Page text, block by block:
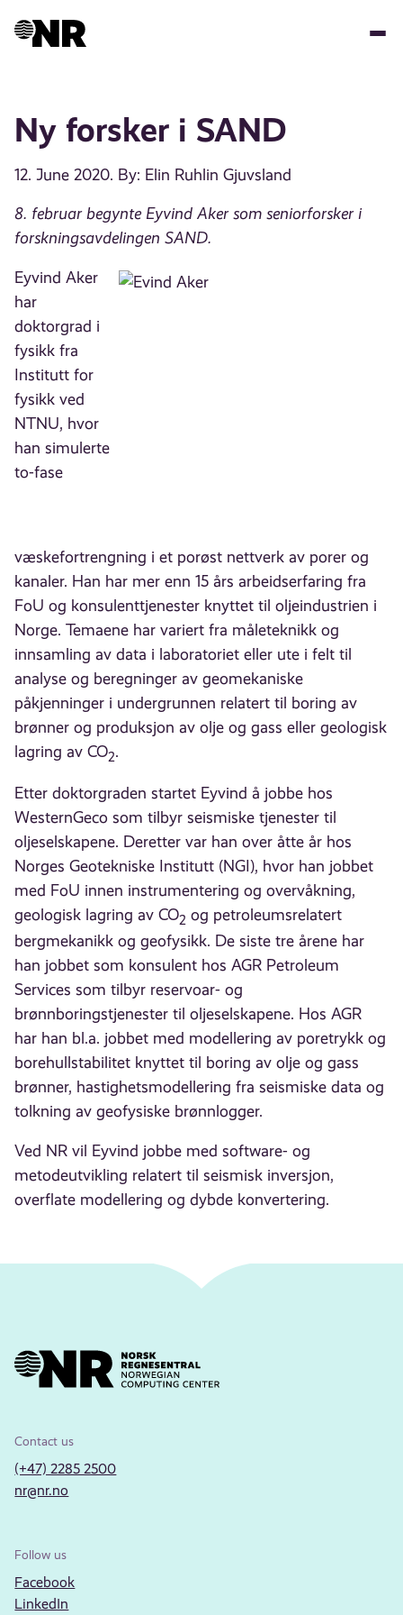
Ny forsker i SAND
12. June 2020. By: Elin Ruhlin Gjuvsland
8. februar begynte Eyvind Aker som seniorforsker i
forskningsavdelingen SAND.
Eyvind Aker
har
doktorgrad i
fysikk fra
Institutt for
fysikk ved
NTNU, hvor
han simulerte
to-fase
væskefortrengning i et porøst nettverk av porer og
kanaler. Han har mer enn 15 års arbeidserfaring fra
FoU og konsulenttjenester knyttet til oljeindustrien i
Norge. Temaene har variert fra måleteknikk og
innsamling av data i laboratoriet eller ute i felt til
analyse og beregninger av geomekaniske
påkjenninger i undergrunnen relatert til boring av
brønner og produksjon av olje og gass eller geologisk
lagring av CO2.
Etter doktorgraden startet Eyvind å jobbe hos
WesternGeco som tilbyr seismiske tjenester til
oljeselskapene. Deretter var han over åtte år hos
Norges Geotekniske Institutt (NGI), hvor han jobbet
med FoU innen instrumentering og overvåkning,
geologisk lagring av CO2 og petroleumsrelatert
bergmekanikk og geofysikk. De siste tre årene har
han jobbet som konsulent hos AGR Petroleum
Services som tilbyr reservoar- og
brønnboringstjenester til oljeselskapene. Hos AGR
har han bl.a. jobbet med modellering av poretrykk og
borehullstabilitet knyttet til boring av olje og gass
brønner, hastighetsmodellering fra seismiske data og
tolkning av geofysiske brønnlogger.
Ved NR vil Eyvind jobbe med software- og
metodeutvikling relatert til seismisk inversjon,
overflate modellering og dybde konvertering.
Contact us
(+47) 2285 2500
nr@nr.no
Follow us
Facebook
LinkedIn